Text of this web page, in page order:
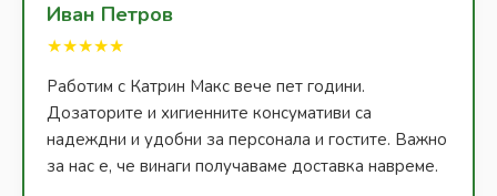
Иван Петров
★★★★★
Работим с Катрин Макс вече пет години.
Дозаторите и хигиенните консумативи са
надеждни и удобни за персонала и гостите. Важно
за нас е, че винаги получаваме доставка навреме.